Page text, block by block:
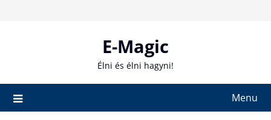
E-Magic
Élni és élni hagyni!
Menu